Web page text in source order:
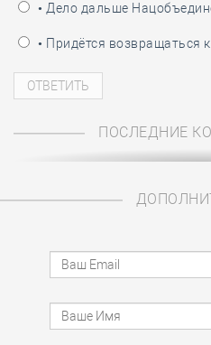
• Дело дальше
• Придётся возвращаться
ПОСЛЕДНИЕ